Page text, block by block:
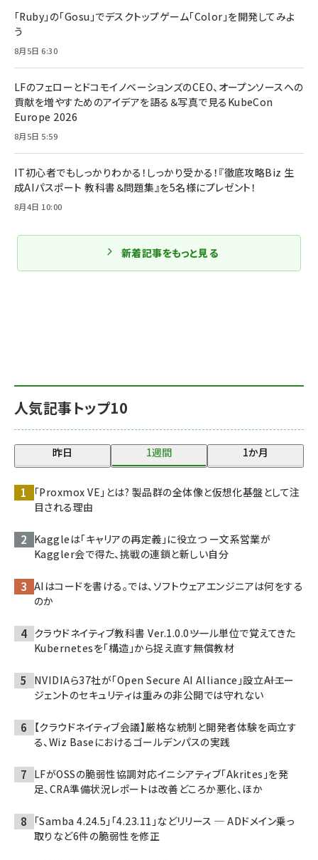
人気記事トップ10
昨日 1週間 1か月
「Proxmox VE」とは? 製品群の全体像と仮想化基盤として注
目される理由
Kaggleは「キャリアの再定義」に役立つ ー文系営業が
Kaggler会で得た、挑戦の連鎖と新しい自分
AIはコードを書ける。では、ソフトウェアエンジニアは何をする
のか
クラウドネイティブ教科書 Ver.1.0.0――ツール単位で覚えてきた
Kubernetesを「構造」から捉え直す無償教材
NVIDIAら37社が「Open Secure AI Alliance」設立――AIエー
ジェントのセキュリティは重みの非公開では守れない
【クラウドネイティブ会議】厳格な統制と開発者体験を両立す
る、Wiz Baseにおけるゴールデンパスの実践
LFがOSSの脆弱性協調対応イニシアティブ「Akrites」を発
足、CRA準備状況レポートは改善どころか悪化、ほか
「Samba 4.24.5」「4.23.11」などリリース ─ ADドメイン乗っ
取りなど6件の脆弱性を修正
「Ruby」の「Gosu」でデスクトップゲーム「Color」を開発してみよ
う
8月5日 6:30
LFのフェローとドコモイノベーションズのCEO、オープンソースへの
貢献を増やすためのアイデアを語る＆写真で見るKubeCon
Europe 2026
8月5日 5:59
IT初心者でもしっかりわかる！しっかり受かる！『徹底攻略Biz 生
成AIパスポート 教科書＆問題集』を5名様にプレゼント！
8月4日 10:00
新着記事をもっと見る